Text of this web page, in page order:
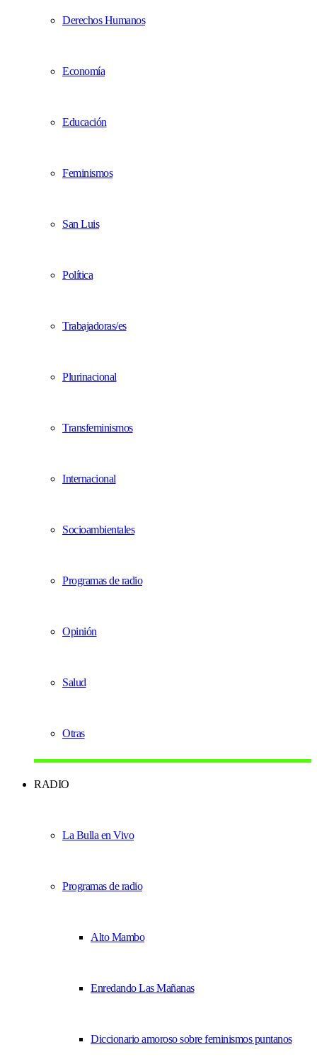
Derechos Humanos
Economía
Educación
Feminismos
San Luis
Política
Trabajadoras/es
Plurinacional
Transfeminismos
Internacional
Socioambientales
Programas de radio
Opinión
Salud
Otras
RADIO
La Bulla en Vivo
Programas de radio
Alto Mambo
Enredando Las Mañanas
Diccionario amoroso sobre feminismos puntanos